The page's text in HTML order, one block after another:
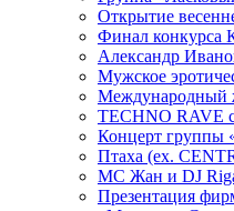
Открытие
Финал конкурса
Александр
Мужское
Международный
TECHNO RAVE
Концерт группы
Птаха (ex.
МС Жан и DJ
Презентация